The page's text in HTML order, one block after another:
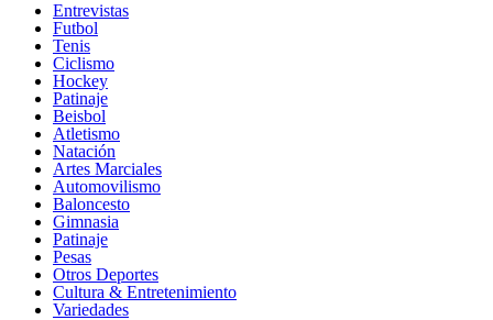
Entrevistas
Futbol
Tenis
Ciclismo
Hockey
Patinaje
Beisbol
Atletismo
Natación
Artes Marciales
Automovilismo
Baloncesto
Gimnasia
Patinaje
Pesas
Otros Deportes
Cultura & Entretenimiento
Variedades